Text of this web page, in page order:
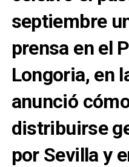
septiembre
prensa en el
Longoria, en
anunció
distribuirse
por Sevilla y